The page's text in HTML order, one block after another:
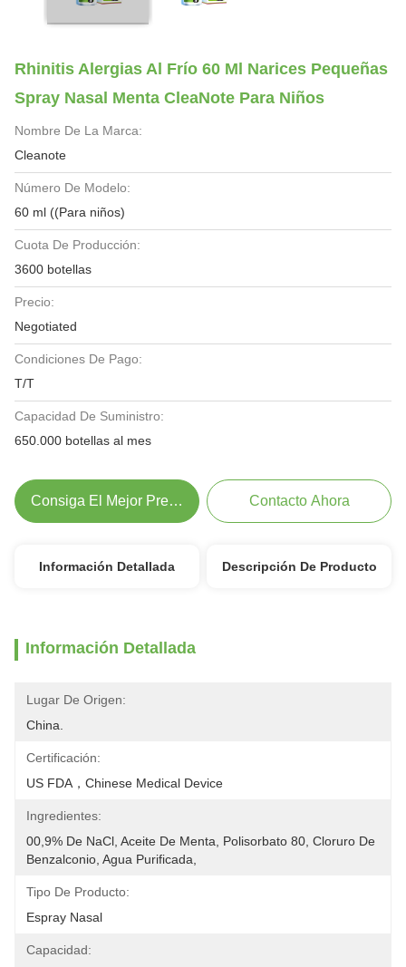
Rhinitis Alergias Al Frío 60 Ml Narices Pequeñas
Spray Nasal Menta CleaNote Para Niños
Nombre De La Marca:
Cleanote
Número De Modelo:
60 ml ((Para niños)
Cuota De Producción:
3600 botellas
Precio:
Negotiated
Condiciones De Pago:
T/T
Capacidad De Suministro:
650.000 botellas al mes
Consiga El Mejor Precio Contacto Ahora
Información Detallada Descripción De Producto
Información Detallada
Lugar De Origen:
China.
Certificación:
US FDA，Chinese Medical Device
Ingredientes:
00,9% De NaCl, Aceite De Menta, Polisorbato 80, Cloruro De
Benzalconio, Agua Purificada,
Tipo De Producto:
Espray Nasal
Capacidad: